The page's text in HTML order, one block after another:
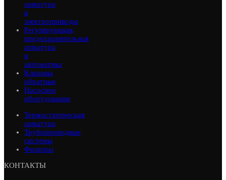
арматура
и
электроприводы
Регулирующая,
предохранительная
арматура
и
автоматика
Клапаны
обратные
Насосное
оборудование
Термостатическая
арматура
Трубопроводные
системы
Фильтры
КОНТАКТЫ